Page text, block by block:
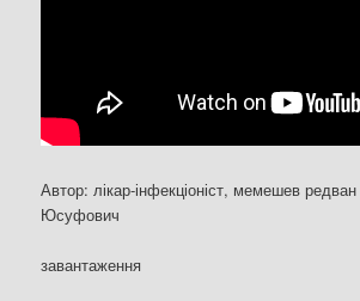
Автор: лікар-інфекціоніст, мемешев
Юсуфович
завантаження